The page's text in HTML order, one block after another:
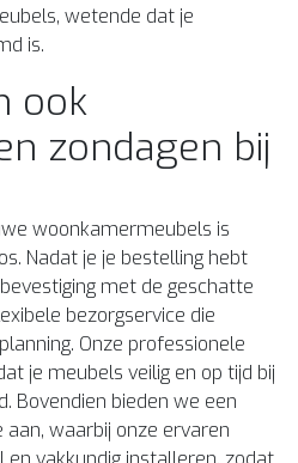
wetende dat je
is.
ook
zondagen bij
woonkamermeubels is
Nadat je je bestelling hebt
met de geschatte
bezorgservice die
Onze professionele
je meubels veilig en op tijd bij
Bovendien bieden we een
waarbij onze ervaren